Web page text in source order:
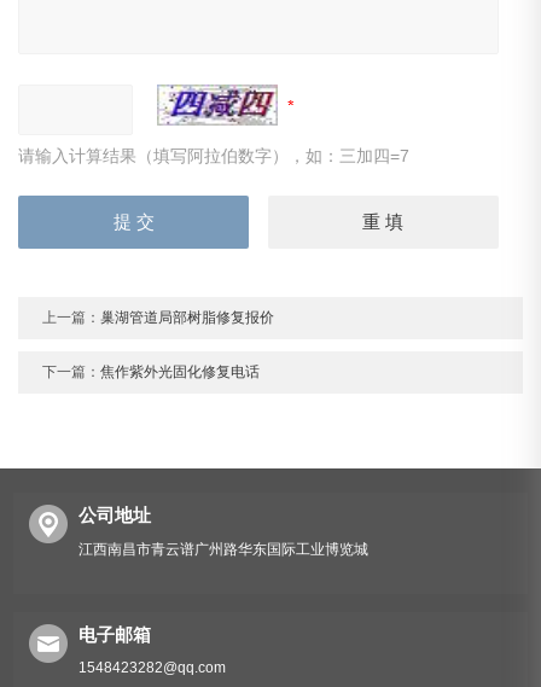
请输入计算结果（填写阿拉伯数字），如：三加四=7
上一篇：巢湖管道局部树脂修复报价
下一篇：焦作紫外光固化修复电话
公司地址
江西南昌市青云谱广州路华东国际工业博览城
电子邮箱
1548423282@qq.com